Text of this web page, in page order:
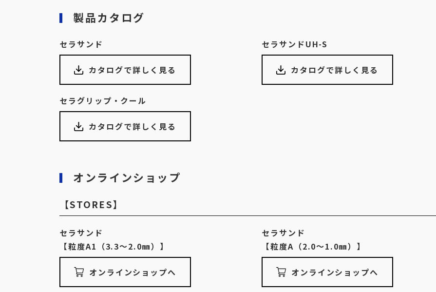
製品カタログ
セラサンド
カタログで詳しく見る
セラサンドUH-S
カタログで詳しく見る
セラグリップ・クール
カタログで詳しく見る
オンラインショップ
【STORES】
セラサンド
【粒度A1（3.3〜2.0㎜）】
オンラインショップへ
セラサンド
【粒度A（2.0〜1.0㎜）】
オンラインショップへ